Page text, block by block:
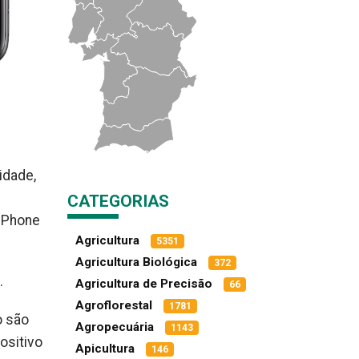
são
CATEGORIAS
Agricultura 5351
Agricultura Biológica 372
Agricultura de Precisão 66
Agroflorestal 1781
Agropecuária 1143
Apicultura 146